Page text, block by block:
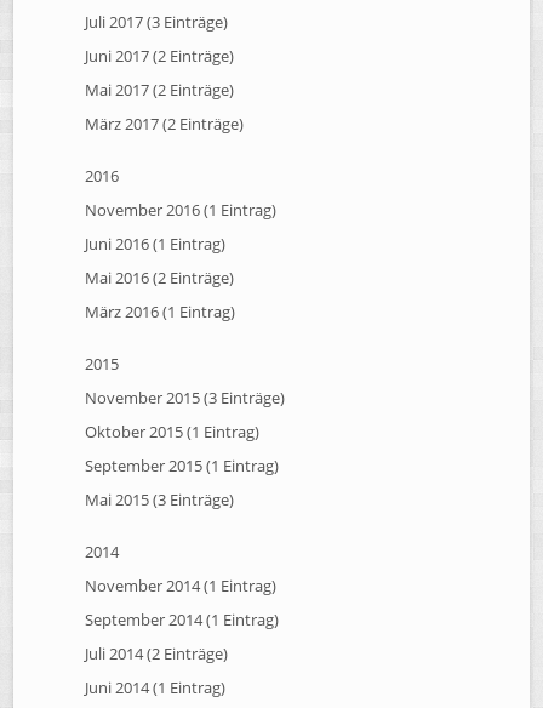
Juli 2017 (3 Einträge)
Juni 2017 (2 Einträge)
Mai 2017 (2 Einträge)
März 2017 (2 Einträge)
2016
November 2016 (1 Eintrag)
Juni 2016 (1 Eintrag)
Mai 2016 (2 Einträge)
März 2016 (1 Eintrag)
2015
November 2015 (3 Einträge)
Oktober 2015 (1 Eintrag)
September 2015 (1 Eintrag)
Mai 2015 (3 Einträge)
2014
November 2014 (1 Eintrag)
September 2014 (1 Eintrag)
Juli 2014 (2 Einträge)
Juni 2014 (1 Eintrag)